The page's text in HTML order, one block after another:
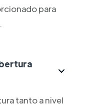
para
tanto a nivel